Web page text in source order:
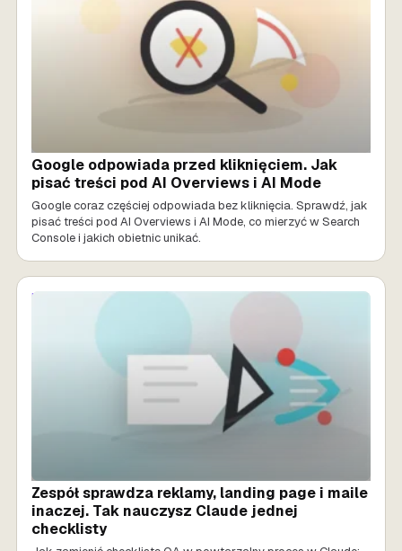
Google odpowiada przed kliknięciem. Jak
pisać treści pod AI Overviews i AI Mode
Google coraz częściej odpowiada bez kliknięcia. Sprawdź, jak
pisać treści pod AI Overviews i AI Mode, co mierzyć w Search
Console i jakich obietnic unikać.
MARKETING AI
Zespół sprawdza reklamy, landing page i maile
inaczej. Tak nauczysz Claude jednej
checklisty